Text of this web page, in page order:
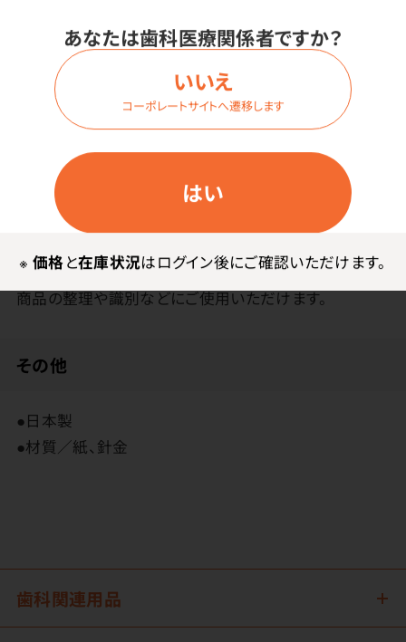
あなたは歯科医療関係者ですか？
はい
いいえ
コーポレートサイトへ遷移します
※ 価格と在庫状況はログイン後にご確認いただけます。
商品詳細
針金付タイプのため、あらゆる物に簡単に取り付け可能
です。
商品の整理や識別などにご使用いただけます。
その他
●日本製
●材質／紙、針金
歯科関連用品